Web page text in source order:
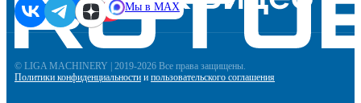
Мы в MAX
© LIGA MACHINERY | 2019-2026 Все права защищены.
Политики конфиденциальности и пользовательского соглашения